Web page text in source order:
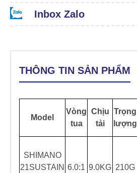
Inbox Zalo
THÔNG TIN SẢN PHẨM
Model
Vòng
tua
Chịu
tải
Trọng
lượng
SHIMANO
21SUSTAIN 6.0:1 9.0KG 210G